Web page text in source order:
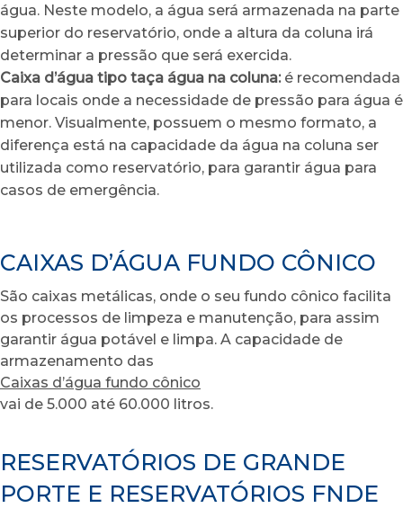
água. Neste modelo, a água será armazenada na parte
superior do reservatório, onde a altura da coluna irá
determinar a pressão que será exercida.
Caixa d’água tipo taça água na coluna:é recomendada
para locais onde a necessidade de pressão para água é
menor. Visualmente, possuem o mesmo formato, a
diferença está na capacidade da água na coluna ser
utilizada como reservatório, para garantir água para
casos de emergência.
CAIXAS D’ÁGUA FUNDO CÔNICO
São caixas metálicas, onde o seu fundo cônico facilita
os processos de limpeza e manutenção, para assim
garantir água potável e limpa. A capacidade de
armazenamento das
Caixas d’água fundo cônico
vai de 5.000 até 60.000 litros.
RESERVATÓRIOS DE GRANDE
PORTE E RESERVATÓRIOS FNDE